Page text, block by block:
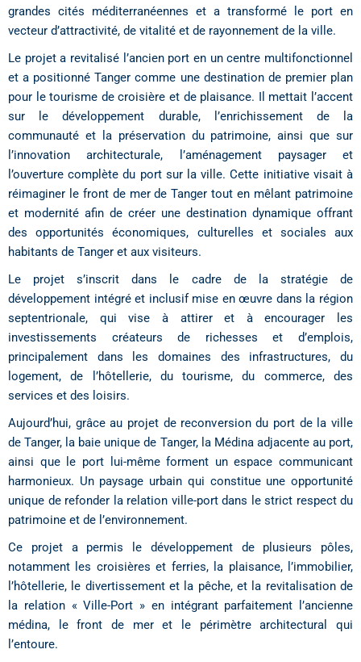
grandes cités méditerranéennes et a transformé le port en
vecteur d’attractivité, de vitalité et de rayonnement de la ville.
Le projet a revitalisé l’ancien port en un centre multifonctionnel
et a positionné Tanger comme une destination de premier plan
pour le tourisme de croisière et de plaisance. Il mettait l’accent
sur le développement durable, l’enrichissement de la
communauté et la préservation du patrimoine, ainsi que sur
l’innovation architecturale, l’aménagement paysager et
l’ouverture complète du port sur la ville. Cette initiative visait à
réimaginer le front de mer de Tanger tout en mêlant patrimoine
et modernité afin de créer une destination dynamique offrant
des opportunités économiques, culturelles et sociales aux
habitants de Tanger et aux visiteurs.
Le projet s’inscrit dans le cadre de la stratégie de
développement intégré et inclusif mise en œuvre dans la région
septentrionale, qui vise à attirer et à encourager les
investissements créateurs de richesses et d’emplois,
principalement dans les domaines des infrastructures, du
logement, de l’hôtellerie, du tourisme, du commerce, des
services et des loisirs.
Aujourd’hui, grâce au projet de reconversion du port de la ville
de Tanger, la baie unique de Tanger, la Médina adjacente au port,
ainsi que le port lui-même forment un espace communicant
harmonieux. Un paysage urbain qui constitue une opportunité
unique de refonder la relation ville-port dans le strict respect du
patrimoine et de l’environnement.
Ce projet a permis le développement de plusieurs pôles,
notamment les croisières et ferries, la plaisance, l’immobilier,
l’hôtellerie, le divertissement et la pêche, et la revitalisation de
la relation « Ville-Port » en intégrant parfaitement l’ancienne
médina, le front de mer et le périmètre architectural qui
l’entoure.